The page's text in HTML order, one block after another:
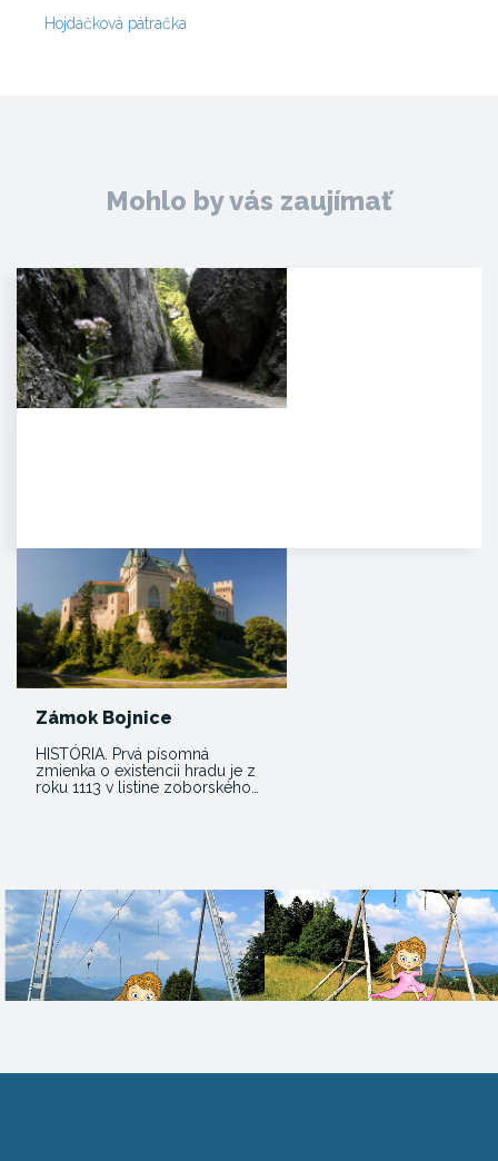
Hojdačková pátračka
Mohlo by vás zaujímať
Zámok Bojnice
HISTÓRIA. Prvá písomná
zmienka o existencii hradu je z
roku 1113 v listine zoborského…